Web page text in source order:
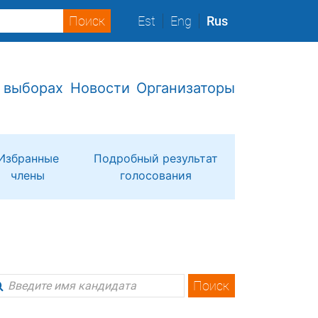
Est Eng Rus
Новости Организаторы
члены
Подробный результат
голосования
Поиск